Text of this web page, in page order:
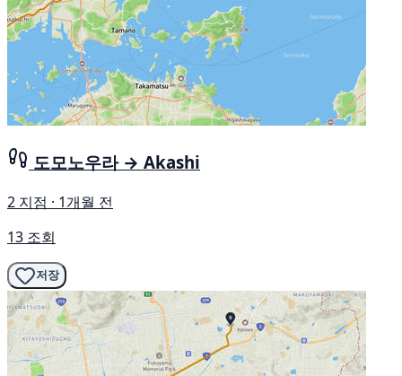
도모노우라 → Akashi
2 지점 · 1개월 전
13 조회
저장